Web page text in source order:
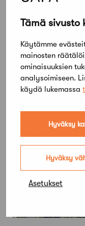
Tämä
Käytämme
mainosten
ominaisuuksien
analysoimiseen.
käydä lukemassa
Hyväksy
Hyväksy
Asetukset
28 helmikuun, 2025
Suomen
selonteosta